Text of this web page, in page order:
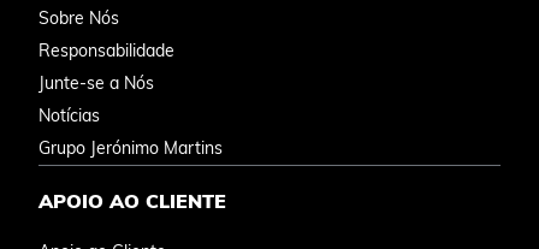
Sobre Nós
Responsabilidade
Junte-se a Nós
Notícias
Grupo Jerónimo Martins
APOIO AO CLIENTE